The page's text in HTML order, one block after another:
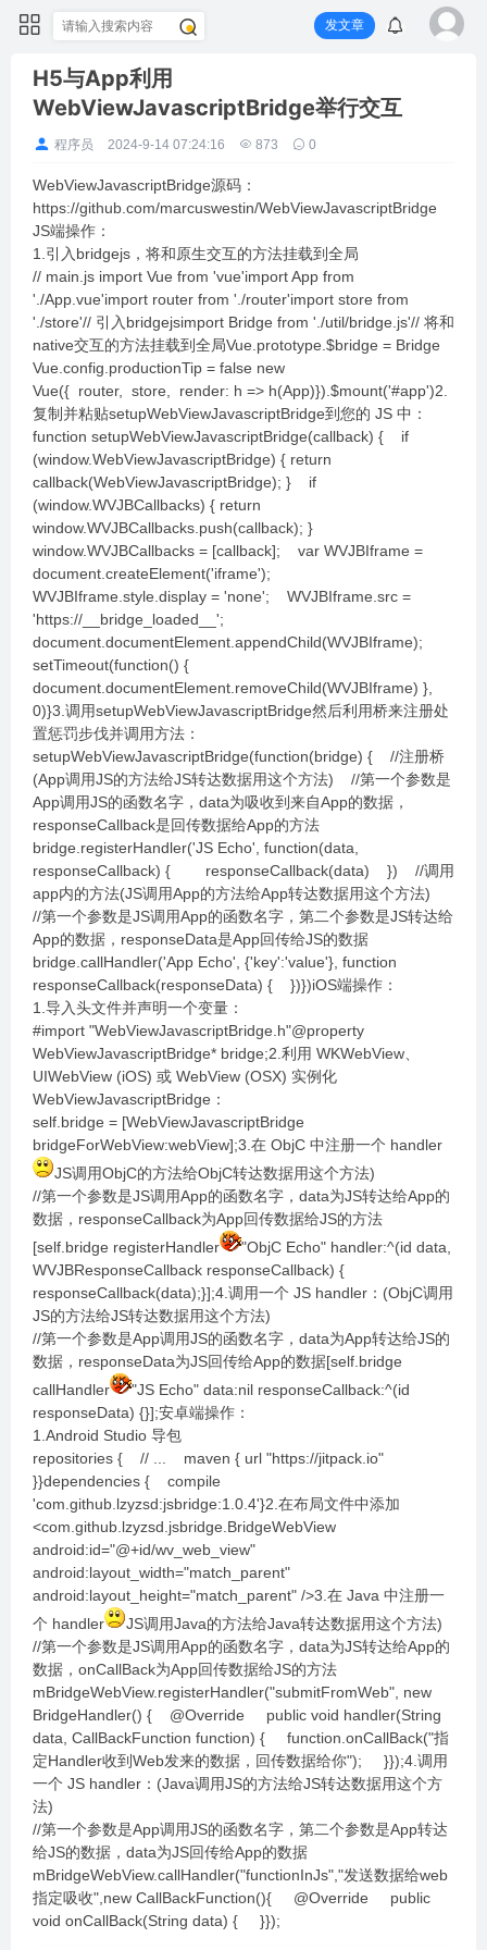
发文章
H5与App利用
WebViewJavascriptBridge举行交互
程序员 2024-9-14 07:24:16 873 0
WebViewJavascriptBridge源码：
https://github.com/marcuswestin/WebViewJavascriptBridge
JS端操作：
1.引入bridgejs，将和原生交互的方法挂载到全局
// main.js import Vue from 'vue'import App from
'./App.vue'import router from './router'import store from
'./store'// 引入bridgejsimport Bridge from './util/bridge.js'// 将和
native交互的方法挂载到全局Vue.prototype.$bridge = Bridge
Vue.config.productionTip = false new
Vue({ router, store, render: h => h(App)}).$mount('#app')2.
复制并粘贴setupWebViewJavascriptBridge到您的 JS 中：
function setupWebViewJavascriptBridge(callback) { if
(window.WebViewJavascriptBridge) { return
callback(WebViewJavascriptBridge); } if
(window.WVJBCallbacks) { return
window.WVJBCallbacks.push(callback); }
window.WVJBCallbacks = [callback]; var WVJBIframe =
document.createElement('iframe');
WVJBIframe.style.display = 'none'; WVJBIframe.src =
'https://__bridge_loaded__';
document.documentElement.appendChild(WVJBIframe);
setTimeout(function() {
document.documentElement.removeChild(WVJBIframe) },
0)}3.调用setupWebViewJavascriptBridge然后利用桥来注册处
置惩罚步伐并调用方法：
setupWebViewJavascriptBridge(function(bridge) { //注册桥
(App调用JS的方法给JS转达数据用这个方法) //第一个参数是
App调用JS的函数名字，data为吸收到来自App的数据，
responseCallback是回传数据给App的方法
bridge.registerHandler('JS Echo', function(data,
responseCallback) { responseCallback(data) }) //调用
app内的方法(JS调用App的方法给App转达数据用这个方法)
//第一个参数是JS调用App的函数名字，第二个参数是JS转达给
App的数据，responseData是App回传给JS的数据
bridge.callHandler('App Echo', {'key':'value'}, function
responseCallback(responseData) { })})iOS端操作：
1.导入头文件并声明一个变量：
#import "WebViewJavascriptBridge.h"@property
WebViewJavascriptBridge* bridge;2.利用 WKWebView、
UIWebView (iOS) 或 WebView (OSX) 实例化
WebViewJavascriptBridge：
self.bridge = [WebViewJavascriptBridge
bridgeForWebView:webView];3.在 ObjC 中注册一个 handler
JS调用ObjC的方法给ObjC转达数据用这个方法)
//第一个参数是JS调用App的函数名字，data为JS转达给App的
数据，responseCallback为App回传数据给JS的方法
[self.bridge registerHandler
"ObjC Echo" handler:^(id data,
WVJBResponseCallback responseCallback) {
responseCallback(data);}];4.调用一个 JS handler：(ObjC调用
JS的方法给JS转达数据用这个方法)
//第一个参数是App调用JS的函数名字，data为App转达给JS的
数据，responseData为JS回传给App的数据[self.bridge
callHandler
"JS Echo" data:nil responseCallback:^(id
responseData) {}];安卓端操作：
1.Android Studio 导包
repositories { // ... maven { url "https://jitpack.io"
}}dependencies { compile
'com.github.lzyzsd:jsbridge:1.0.4'}2.在布局文件中添加
<com.github.lzyzsd.jsbridge.BridgeWebView
android:id="@+id/wv_web_view"
android:layout_width="match_parent"
android:layout_height="match_parent" />3.在 Java 中注册一
个 handler
JS调用Java的方法给Java转达数据用这个方法)
//第一个参数是JS调用App的函数名字，data为JS转达给App的
数据，onCallBack为App回传数据给JS的方法
mBridgeWebView.registerHandler("submitFromWeb", new
BridgeHandler() { @Override public void handler(String
data, CallBackFunction function) { function.onCallBack("指
定Handler收到Web发来的数据，回传数据给你"); }});4.调用
一个 JS handler：(Java调用JS的方法给JS转达数据用这个方
法)
//第一个参数是App调用JS的函数名字，第二个参数是App转达
给JS的数据，data为JS回传给App的数据
mBridgeWebView.callHandler("functionInJs","发送数据给web
指定吸收",new CallBackFunction(){ @Override public
void onCallBack(String data) { }});